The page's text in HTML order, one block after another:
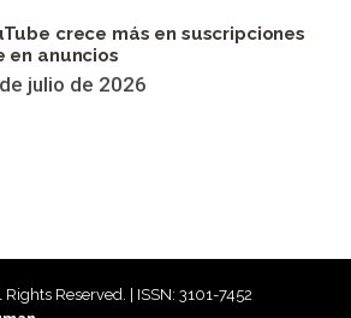
crece más en suscripciones
en anuncios
julio de 2026
Reserved. | ISSN: 3101-7452